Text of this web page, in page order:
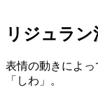
リジュラ
表情の動きによ
「しわ」。